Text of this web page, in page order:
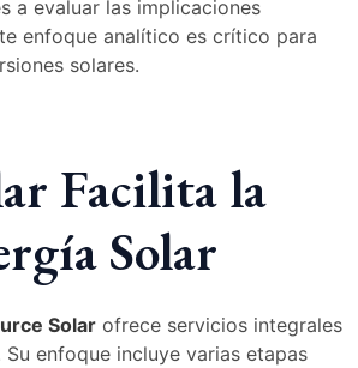
a evaluar las implicaciones
enfoque analítico es crítico para
solares.
Facilita la
Solar
Solar ofrece servicios integrales
enfoque incluye varias etapas